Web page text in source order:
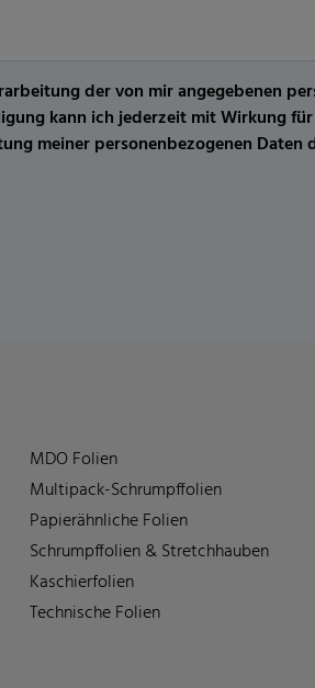
der von mir angegebenen
kann ich jederzeit mit Wirkung
meiner personenbezogenen
MDO Folien
Multipack-Schrumpffolien
Papierähnliche Folien
Schrumpffolien & Stretchhauben
Kaschierfolien
Technische Folien